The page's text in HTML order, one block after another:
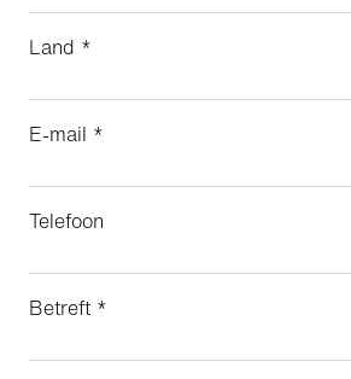
Land *
E-mail *
Telefoon
Betreft *